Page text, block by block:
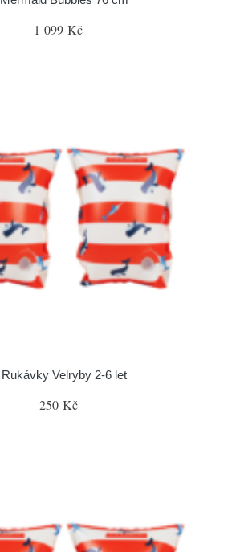
1 099 Kč
Rukávky Velryby 2-6 let
250 Kč